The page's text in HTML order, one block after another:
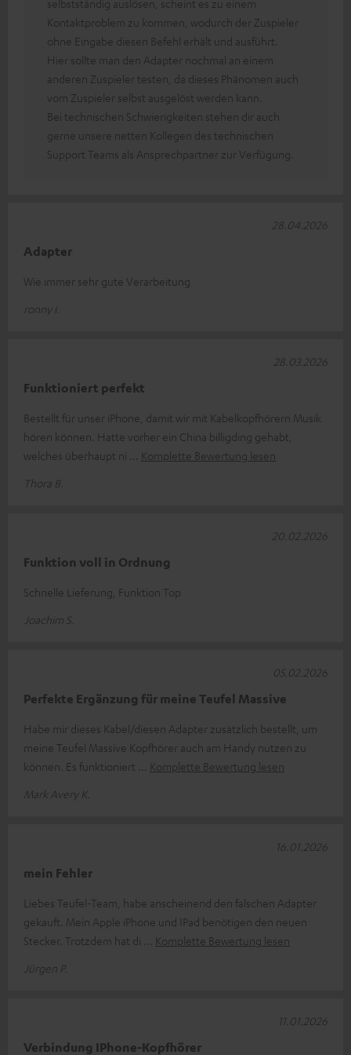
selbstständig auslösen, scheint es zu einem
Kontaktproblem zu kommen, wodurch der Zuspieler
ohne Eingabe diesen Befehl erhält und ausführt.
Hier sollte man den Adapter nochmal an einem
anderen Zuspieler testen, da dieses Phänomen auch
vom Zuspieler selbst ausgelöst werden kann.
Bei technischen Schwierigkeiten stehen dir auch
gerne unsere netten Kollegen des technischen
Support Teams als Ansprechpartner zur Verfügung.
Adapter
Wie immer sehr gute Verarbeitung
ronny i.
28.04.2026
Funktioniert perfekt
Bestellt für unser iPhone, damit wir mit Kabelkopfhörern Musik
hören können. Hatte vorher ein China billigding gehabt,
welches überhaupt ni
Komplette Bewertung lesen
Thora B.
28.03.2026
Funktion voll in Ordnung
Schnelle Lieferung, Funktion Top
Joachim S.
20.02.2026
Perfekte Ergänzung für meine Teufel Massive
Habe mir dieses Kabel/diesen Adapter zusätzlich bestellt, um
meine Teufel Massive Kopfhörer auch am Handy nutzen zu
können. Es funktioniert
Komplette Bewertung lesen
Mark Avery K.
05.02.2026
mein Fehler
Liebes Teufel-Team, habe anscheinend den falschen Adapter
gekauft. Mein Apple iPhone und IPad benötigen den neuen
Stecker. Trotzdem hat di
Komplette Bewertung lesen
Jürgen P.
16.01.2026
Verbindung IPhone-Kopfhörer
11.01.2026